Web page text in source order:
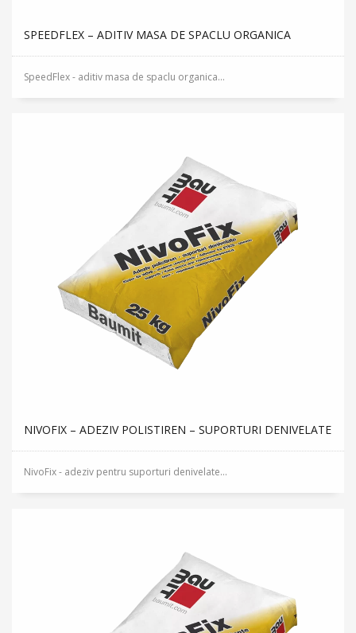
SPEEDFLEX – ADITIV MASA DE SPACLU ORGANICA
SpeedFlex - aditiv masa de spaclu organica...
NIVOFIX – ADEZIV POLISTIREN – SUPORTURI DENIVELATE
NivoFix - adeziv pentru suporturi denivelate...